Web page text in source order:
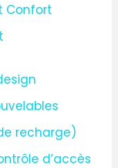
Confort
recharge)
d’accès